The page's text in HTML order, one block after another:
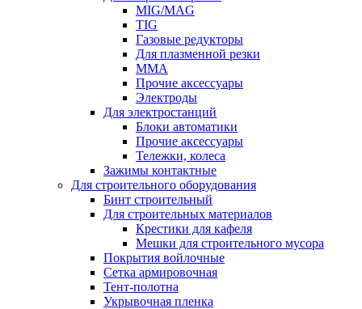
MIG/MAG
TIG
Газовые редукторы
Для плазменной резки
ММА
Прочие аксессуары
Электроды
Для электростанций
Блоки автоматики
Прочие аксессуары
Тележки, колеса
Зажимы контактные
Для строительного оборудования
Бинт строительный
Для строительных материалов
Крестики для кафеля
Мешки для строительного мусора
Покрытия войлочные
Сетка армировочная
Тент-полотна
Укрывочная пленка